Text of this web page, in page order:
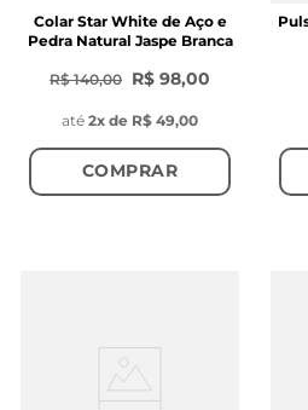
Colar Star White de Aço e
Pedra Natural Jaspe Branca
R$ 140,00 R$ 98,00
até 2x de R$ 49,00
COMPRAR